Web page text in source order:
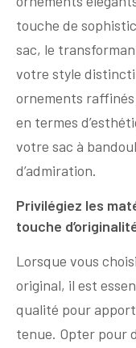
touche de
sac, le
votre style
ornements
en termes
votre sac à
d’admiration.
Privilégiez les
touche
Lorsque vous
original, il est
qualité pour
tenue. Opter pour